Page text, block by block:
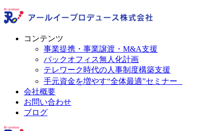
コンテンツ
事業提携・事業譲渡・M&A支援
バックオフィス無人化計画
テレワーク時代の人事制度構築支援
手元資金を増やす“全体最適”セミナー
会社概要
お問い合わせ
ブログ